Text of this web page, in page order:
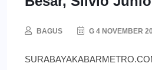
BAGUS G 4 NOVEMBER